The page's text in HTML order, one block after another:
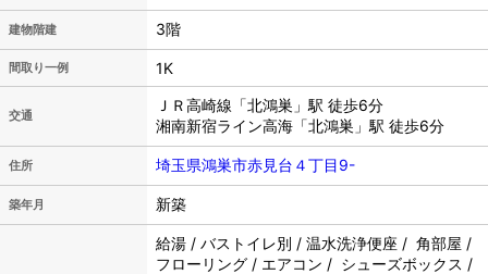
建物階建 3階
間取り一例 1K
交通
ＪＲ高崎線「北鴻巣」駅 徒歩6分
湘南新宿ライン高海「北鴻巣」駅 徒歩6分
住所 埼玉県鴻巣市赤見台４丁目9-
築年月 新築
給湯 / バストイレ別 / 温水洗浄便座 / 角部屋 /
フローリング / エアコン / シューズボックス /